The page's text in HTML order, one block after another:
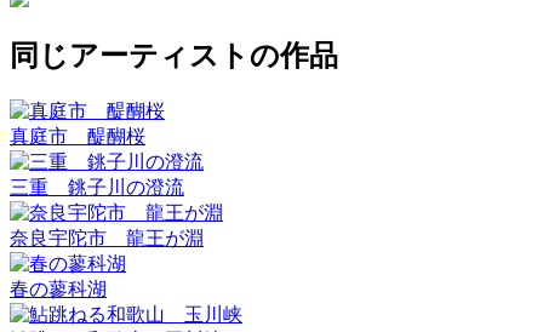
同じアーティストの作品
真庭市 醍醐桜
三重 銚子川の澄流
奈良宇陀市 龍王が淵
春の蓼科湖